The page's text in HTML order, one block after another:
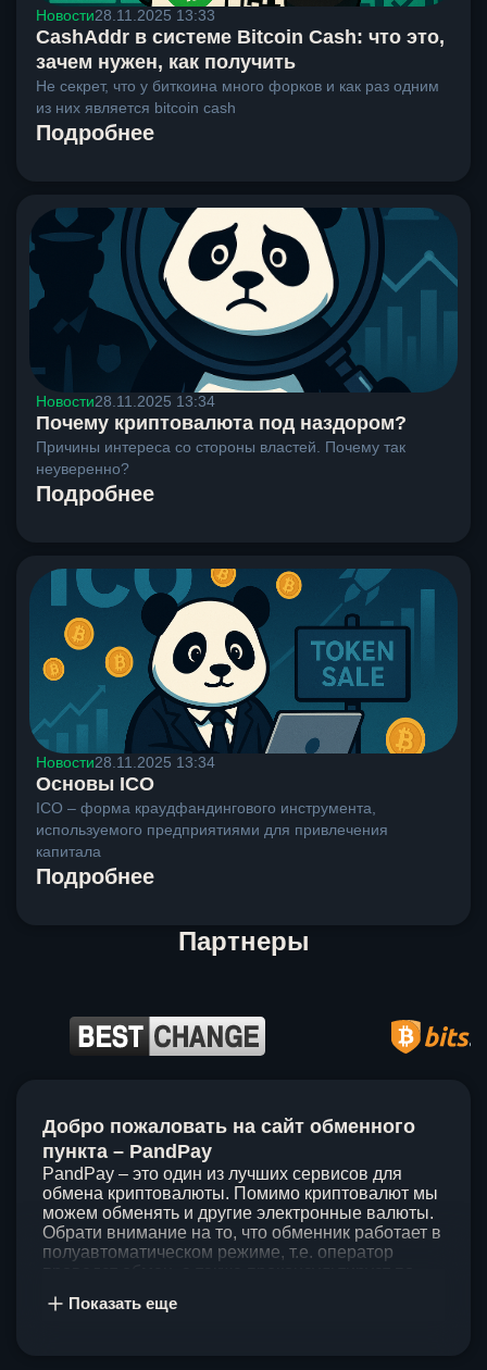
Новости28.11.2025 13:33
CashAddr в системе Bitcoin Cash: что это,
зачем нужен, как получить
Не секрет, что у биткоина много форков и как раз одним
из них является bitcoin cash
Подробнее
Новости28.11.2025 13:34
Почему криптовалюта под наздором?
Причины интереса со стороны властей. Почему так
неуверенно?
Подробнее
Новости28.11.2025 13:34
Основы ICO
ICO – форма краудфандингового инструмента,
используемого предприятиями для привлечения
капитала
Подробнее
Партнеры
Добро пожаловать на сайт обменного
пункта – PandPay
PandPay – это один из лучших сервисов для
обмена криптовалюты. Помимо криптовалют мы
можем обменять и другие электронные валюты.
Обрати внимание на то, что обменник работает в
полуавтоматическом режиме, т.е. оператор
клиентов, поэтому стараемся проводить обмены
Показать еще